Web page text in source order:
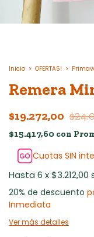
Inicio > OFERTAS! >
Remera
$19.272,00
$15.417,60 con
Cuotas SIN
6 x$3.212,00
20% de descuento
Inmediata
Ver más detalles